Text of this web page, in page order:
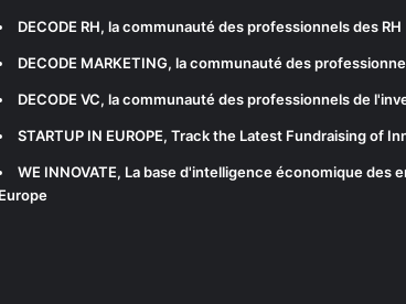
DECODE RH, la communauté des professionnels des RH
DECODE MARKETING, la communauté des
DECODE VC, la communauté des professionnels de
STARTUP IN EUROPE, Track the Latest Fundraising of
WE INNOVATE, La base d'intelligence économique des
Europe